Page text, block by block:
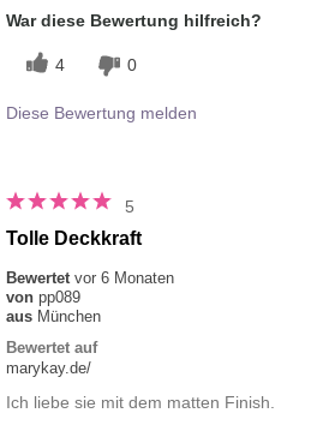
War diese Bewertung hilfreich?
4 0
Diese Bewertung melden
5
Tolle Deckkraft
Bewertet vor 6 Monaten
von pp089
aus München
Bewertet auf
marykay.de/
Ich liebe sie mit dem matten Finish.